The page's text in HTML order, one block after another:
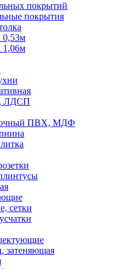
покрытий
покрытия
ЛДСП
ПВХ, МДФ
сетки
затеняющая